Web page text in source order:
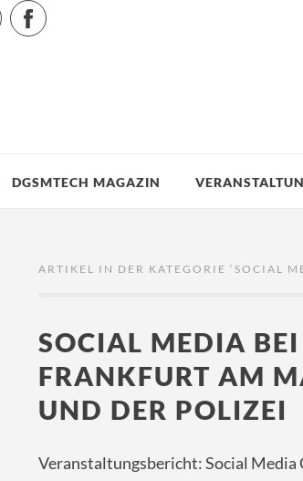
TwitterFacebook
DGSMTECH MAGAZIN
ARTIKEL IN DER KATEGORIE ‘ SOCIAL
SOCIAL MEDIA BEI
FRANKFURT AM
UND DER POLIZEI
Veranstaltungsbericht: Social Media